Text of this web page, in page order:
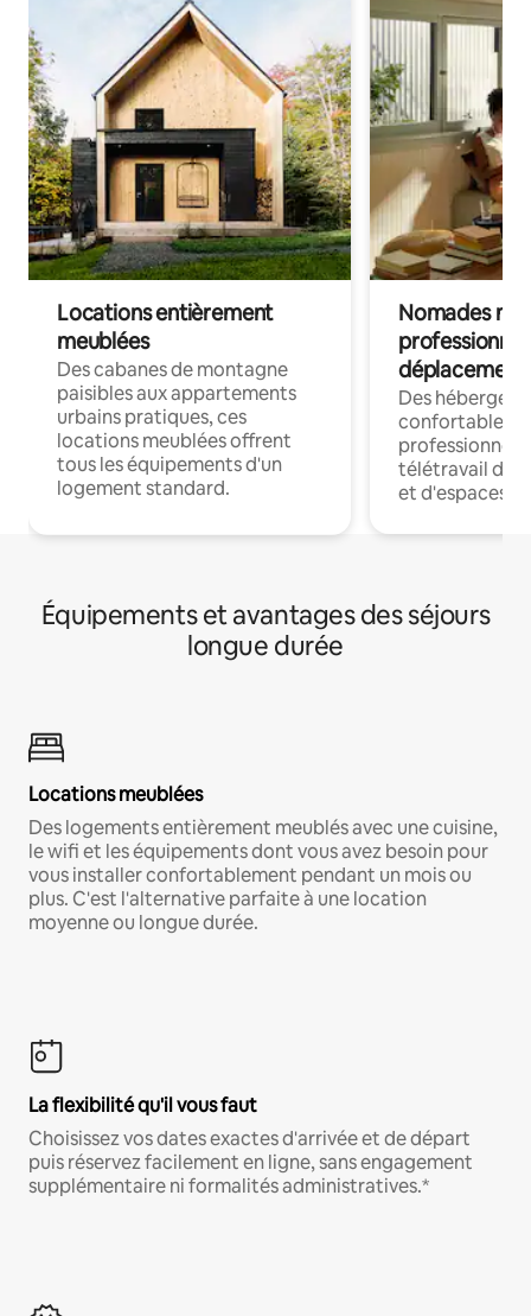
Locations entièrement
meublées
Des cabanes de montagne
paisibles aux appartements
urbains pratiques, ces
locations meublées offrent
tous les équipements d'un
logement standard.
Nomades
déplacement
Des
confortables
professionnels
télétravail
et d'espaces
Équipements et avantages des séjours
longue durée
Locations meublées
Des logements entièrement meublés avec une cuisine,
le wifi et les équipements dont vous avez besoin pour
vous installer confortablement pendant un mois ou
plus. C'est l'alternative parfaite à une location
moyenne ou longue durée.
La flexibilité qu'il vous faut
Choisissez vos dates exactes d'arrivée et de départ
puis réservez facilement en ligne, sans engagement
supplémentaire ni formalités administratives.*